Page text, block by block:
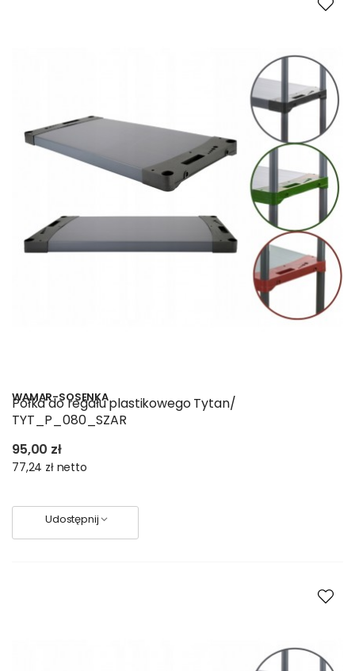
WAMAR-SOSENKA
Półka do regału plastikowego Tytan/
TYT_P_080_SZAR
95,00 zł
77,24 zł netto
Udostępnij